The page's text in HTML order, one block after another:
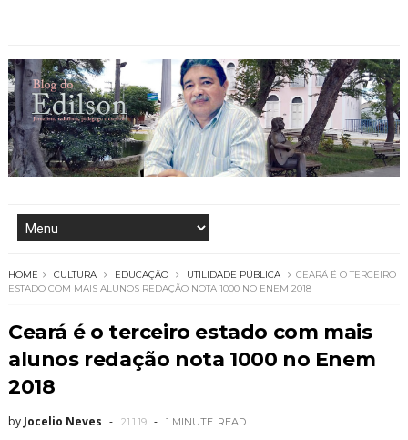
HOME CULTURA EDUCAÇÃO UTILIDADE PÚBLICA
CEARÁ É O TERCEIRO
ESTADO COM MAIS ALUNOS REDAÇÃO NOTA 1000 NO ENEM 2018
Ceará é o terceiro estado com mais
alunos redação nota 1000 no Enem
2018
by Jocelio Neves 21.1.19 1 MINUTE READ